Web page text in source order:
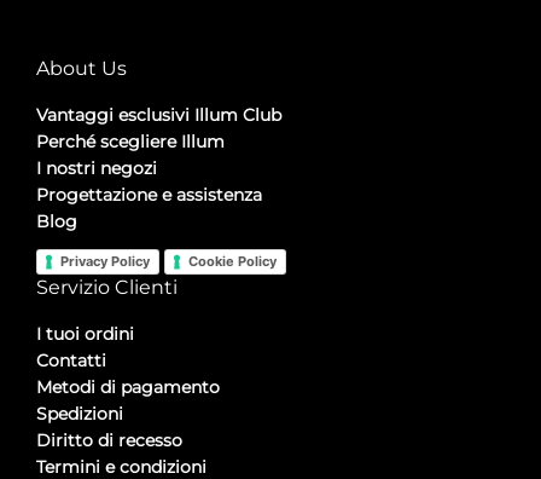
About Us
Vantaggi esclusivi Illum Club
Perché scegliere Illum
I nostri negozi
Progettazione e assistenza
Blog
Privacy Policy Cookie Policy
Servizio Clienti
I tuoi ordini
Contatti
Metodi di pagamento
Spedizioni
Diritto di recesso
Termini e condizioni